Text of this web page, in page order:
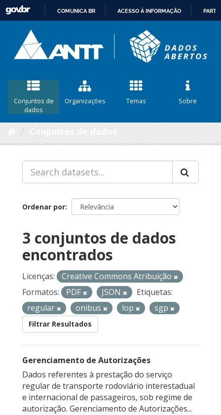
CONTEÚDO
COMUNICA BR ACESSO À INFORMAÇÃO
Conjuntos de
dados
Organizações Temas Sobre
Ordenar por
3 conjuntos de dados
encontrados
Licenças:
Creative Commons Atribuição
Formatos:
PDF JSON
Etiquetas:
regular
onibus lop sgp
Filtrar Resultados
Gerenciamento de Autorizações
Dados referentes à prestação do serviço
regular de transporte rodoviário interestadual
e internacional de passageiros, sob regime de
autorização. Gerenciamento de Autorizações...